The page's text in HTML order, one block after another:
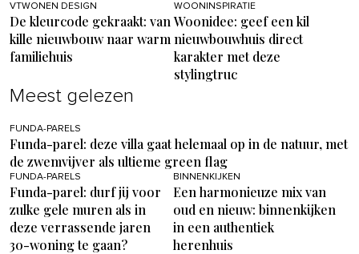
VTWONEN DESIGN
De kleurcode gekraakt: van
kille nieuwbouw naar warm
familiehuis
WOONINSPIRATIE
Woonidee: geef een kil
nieuwbouwhuis direct
karakter met deze
stylingtruc
Meest gelezen
FUNDA-PARELS
Funda-parel: deze villa gaat helemaal op in de natuur, met
de zwemvijver als ultieme green flag
FUNDA-PARELS
Funda-parel: durf jij voor
zulke gele muren als in
deze verrassende jaren
30-woning te gaan?
BINNENKIJKEN
Een harmonieuze mix van
oud en nieuw: binnenkijken
in een authentiek
herenhuis